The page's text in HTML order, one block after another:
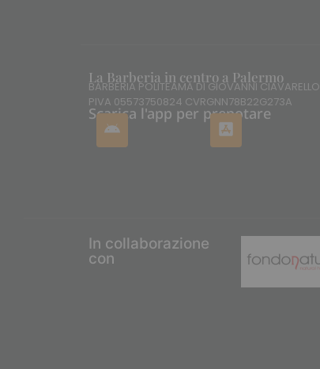
La Barberia in centro a Palermo
BARBERIA POLITEAMA DI GIOVANNI CIAVARELLO
PIVA 05573750824 CVRGNN78B22G273A
Scarica l'app per prenotare
In collaborazione
con